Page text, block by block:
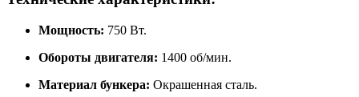
Мощность: 750 Вт.
Обороты двигателя: 1400 об/мин.
Материал бункера: Окрашенная сталь.